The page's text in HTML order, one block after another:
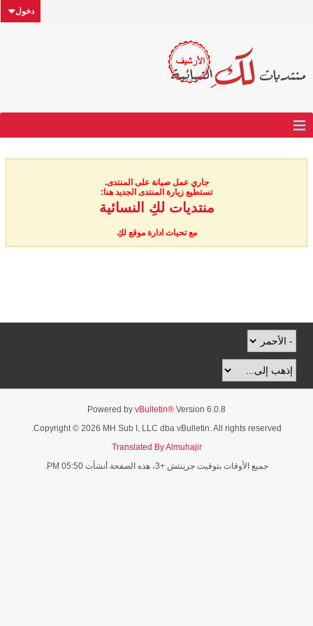
دخول
جاري عمل صيانة على المنتدى.
تستطيع زيارة المنتدى الجديد هنا:
منتديات لكِ النسائية
مع تحيات ادارة موقع لكِ
Powered by vBulletin® Version 6.0.8
Copyright © 2026 MH Sub I, LLC dba vBulletin. All rights reserved.
Translated By Almuhajir
جميع الأوقات بتوقيت جرينتش +3، هذه الصفحة أنشأت 05:50 PM.